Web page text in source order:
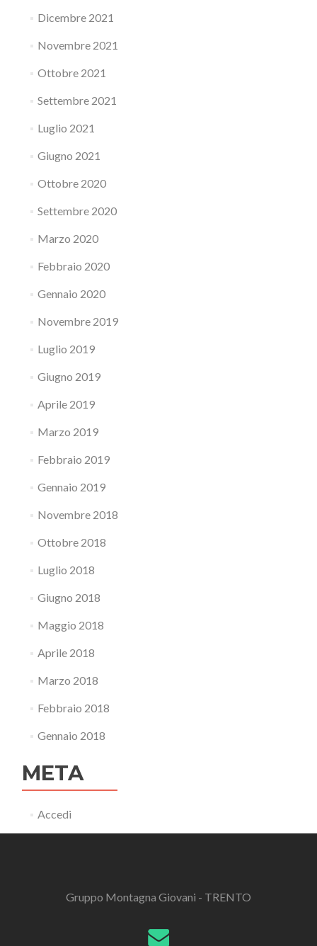
Dicembre 2021
Novembre 2021
Ottobre 2021
Settembre 2021
Luglio 2021
Giugno 2021
Ottobre 2020
Settembre 2020
Marzo 2020
Febbraio 2020
Gennaio 2020
Novembre 2019
Luglio 2019
Giugno 2019
Aprile 2019
Marzo 2019
Febbraio 2019
Gennaio 2019
Novembre 2018
Ottobre 2018
Luglio 2018
Giugno 2018
Maggio 2018
Aprile 2018
Marzo 2018
Febbraio 2018
Gennaio 2018
META
Accedi
Gruppo Montagna Giovani - TRENTO